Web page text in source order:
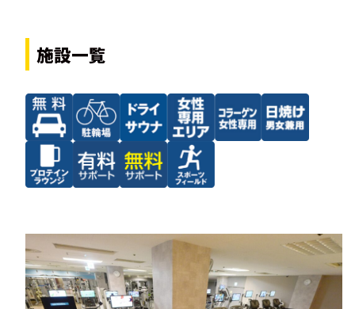
施設一覧